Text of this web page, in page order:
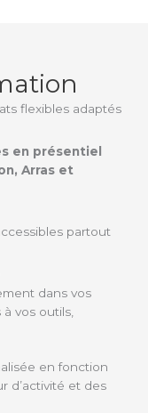
flexibles adaptés
en présentiel
Arras et
partout
dans vos
vos outils,
en fonction
d’activité et des